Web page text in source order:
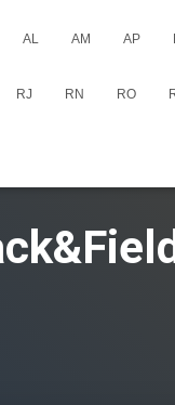
AL AM AP
RJ RN RO